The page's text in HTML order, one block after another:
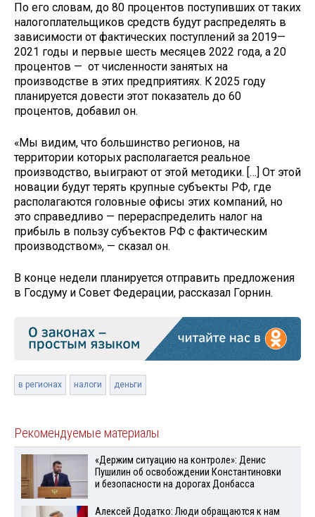
По его словам, до 80 процентов поступивших от таких
налогоплательщиков средств будут распределять в
зависимости от фактических поступлений за 2019—
2021 годы и первые шесть месяцев 2022 года, а 20
процентов — от численности занятых на
производстве в этих предприятиях. К 2025 году
планируется довести этот показатель до 60
процентов, добавил он.
«Мы видим, что большинство регионов, на
территории которых располагается реальное
производство, выиграют от этой методики. […] От этой
новации будут терять крупные субъекты РФ, где
располагаются головные офисы этих компаний, но
это справедливо — перераспределить налог на
прибыль в пользу субъектов РФ с фактическим
производством», — сказал он.
В конце недели планируется отправить предложения
в Госдуму и Совет Федерации, рассказал Горнин.
в регионах налоги деньги
Рекомендуемые материалы
«Держим ситуацию на контроле»: Денис
Пушилин об освобождении Константиновки
и безопасности на дорогах Донбасса
Алексей Додатко: Люди обращаются к нам